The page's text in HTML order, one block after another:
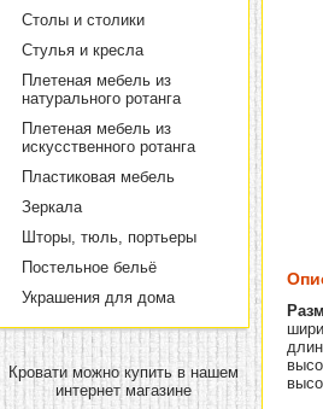
Столы и столики
Стулья и кресла
Плетеная мебель из
натурального ротанга
Плетеная мебель из
искусственного ротанга
Пластиковая мебель
Зеркала
Шторы, тюль, портьеры
Постельное бельё
Украшения для дома
Кровати можно купить в нашем
интернет магазине